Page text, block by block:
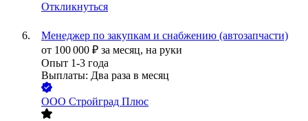
Откликнуться
Менеджер по закупкам и снабжению (автозапчасти)
от 100 000 ₽ за месяц, на руки
Опыт 1-3 года
Выплаты: Два раза в месяц
ООО Стройград Плюс